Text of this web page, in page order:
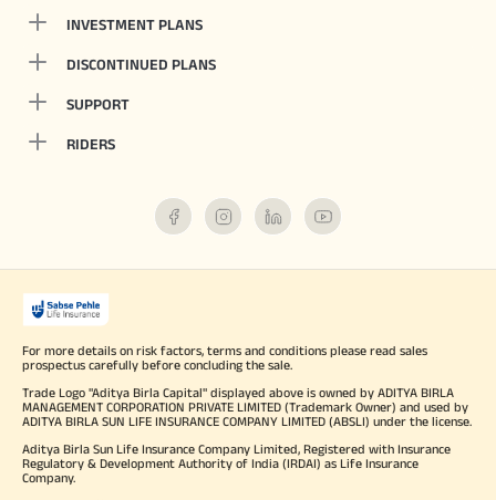
INVESTMENT PLANS
DISCONTINUED PLANS
SUPPORT
RIDERS
For more details on risk factors, terms and conditions please read sales
prospectus carefully before concluding the sale.
Trade Logo "Aditya Birla Capital" displayed above is owned by ADITYA BIRLA
MANAGEMENT CORPORATION PRIVATE LIMITED (Trademark Owner) and used by
ADITYA BIRLA SUN LIFE INSURANCE COMPANY LIMITED (ABSLI) under the license.
Aditya Birla Sun Life Insurance Company Limited, Registered with Insurance
Regulatory & Development Authority of India (IRDAI) as Life Insurance
Company.